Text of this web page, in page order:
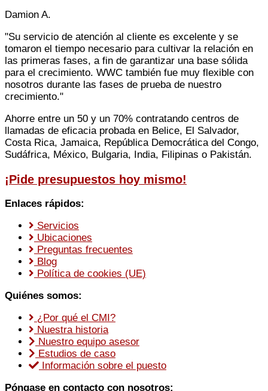
Damion A.
"Su servicio de atención al cliente es excelente y se
tomaron el tiempo necesario para cultivar la relación en
las primeras fases, a fin de garantizar una base sólida
para el crecimiento. WWC también fue muy flexible con
nosotros durante las fases de prueba de nuestro
crecimiento."
Ahorre entre un 50 y un 70% contratando centros de
llamadas de eficacia probada en Belice, El Salvador,
Costa Rica, Jamaica, República Democrática del Congo,
Sudáfrica, México, Bulgaria, India, Filipinas o Pakistán.
¡Pide presupuestos hoy mismo!
Enlaces rápidos:
Servicios
Ubicaciones
Preguntas frecuentes
Blog
Política de cookies (UE)
Quiénes somos:
¿Por qué el CMI?
Nuestra historia
Nuestro equipo asesor
Estudios de caso
Información sobre el puesto
Póngase en contacto con nosotros: